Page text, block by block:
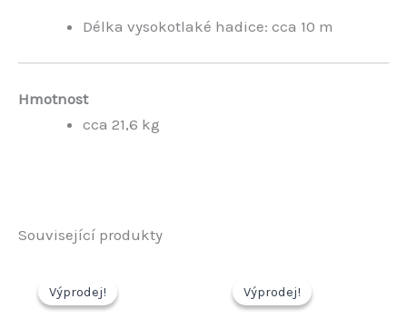
Délka vysokotlaké hadice: cca 10 m
Hmotnost
cca 21,6 kg
Související produkty
Výprodej!
Výprodej! Výprodej!
Výprodej!